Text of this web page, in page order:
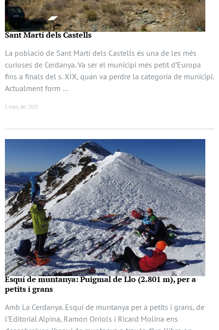
Sant Martí dels Castells
La població de Sant Martí dels Castells és una de les més
curioses de Cerdanya. Va ser el municipi més petit d’Europa
fins a finals del s. XIX, quan va perdre la categoria de municipi.
Actualment form …
5 març del 2020
Esquí de muntanya: Puigmal de Llo (2.801 m), per a
petits i grans
Amb La Cerdanya. Esquí de muntanya per a petits i grans, de
l’Editorial Alpina, Ramon Orriols i Ricard Molina ens